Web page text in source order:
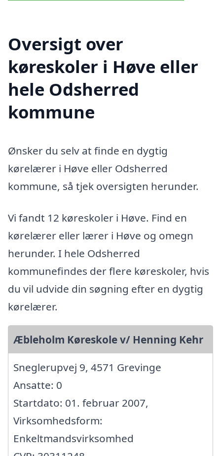
Oversigt over
køreskoler i Høve eller
hele Odsherred
kommune
Ønsker du selv at finde en dygtig
kørelærer i Høve eller Odsherred
kommune, så tjek oversigten herunder.
Vi fandt 12 køreskoler i Høve. Find en
kørelærer eller lærer i Høve og omegn
herunder. I hele Odsherred
kommunefindes der flere køreskoler, hvis
du vil udvide din søgning efter en dygtig
kørelærer.
Æbleholm Køreskole v/ Henning Kehr
Sneglerupvej 9, 4571 Grevinge
Ansatte: 0
Startdato: 01. februar 2007,
Virksomhedsform:
Enkeltmandsvirksomhed